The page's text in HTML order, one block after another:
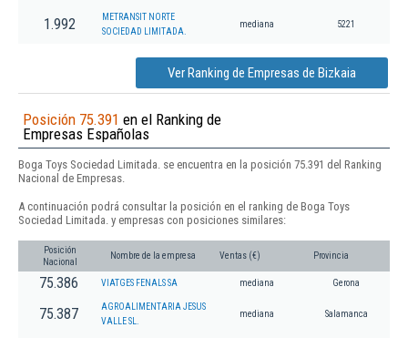
1.992
METRANSIT NORTE
SOCIEDAD LIMITADA.
mediana 5221
Ver Ranking de Empresas de Bizkaia
Posición 75.391 en el Ranking de
Empresas Españolas
Boga Toys Sociedad Limitada. se encuentra en la posición 75.391 del Ranking
Nacional de Empresas.
A continuación podrá consultar la posición en el ranking de Boga Toys
Sociedad Limitada. y empresas con posiciones similares:
Posición
Nacional
Nombre de la empresa Ventas (€) Provincia
75.386 VIATGES FENALS SA mediana Gerona
75.387
AGROALIMENTARIA JESUS
VALLE SL.
mediana Salamanca